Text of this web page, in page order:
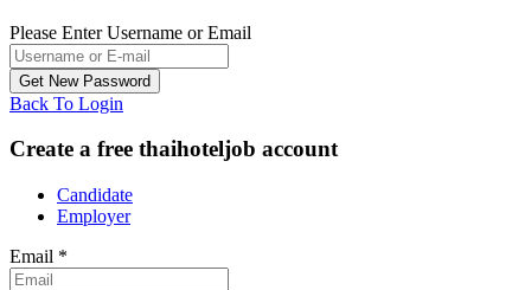
Please Enter Username or Email
Back To Login
Create a free thaihoteljob account
Candidate
Employer
Email *